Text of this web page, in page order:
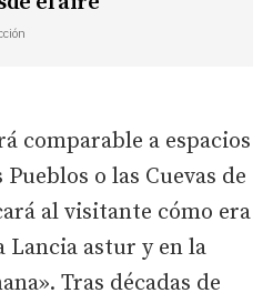
comparable a espacios
o las Cuevas de
al visitante cómo era
Lancia astur y en la
Tras décadas de